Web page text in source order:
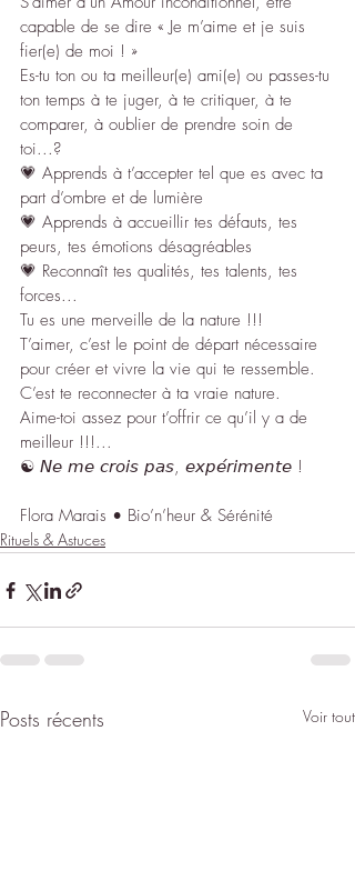
capable de se dire « Je m’aime et je suis
fier(e) de moi ! »
Es-tu ton ou ta meilleur(e) ami(e) ou passes-tu
ton temps à te juger, à te critiquer, à te
comparer, à oublier de prendre soin de
toi...?
💗 Apprends à t’accepter tel que es avec ta
part d’ombre et de lumière
💗 Apprends à accueillir tes défauts, tes
peurs, tes émotions désagréables
💗 Reconnaît tes qualités, tes talents, tes
forces...
Tu es une merveille de la nature !!!
T’aimer, c’est le point de départ nécessaire
pour créer et vivre la vie qui te ressemble.
C’est te reconnecter à ta vraie nature.
Aime-toi assez pour t’offrir ce qu’il y a de
meilleur !!!...
☯︎ 𝘕𝘦 𝘮𝘦 𝘤𝘳𝘰𝘪𝘴 𝘱𝘢𝘴, 𝘦𝘹𝘱𝘦́𝘳𝘪𝘮𝘦𝘯𝘵𝘦 !
Flora Marais • Bio’n’heur & Sérénité
Rituels & Astuces
Posts récents Voir tout